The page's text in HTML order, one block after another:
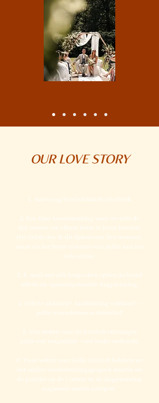
OUR LOVE STORY
1. Aanvraag/beschikbaarheidscheck
2. Een fijne kennismaking waar we echt de
tijd nemen om elkaar beter te leren kennen.
Het liefste doe ik dit tijdens een live moment,
maar als het beter uitkomt voor jullie kan het
ook online.
3. E-mail met alle besproken opties inclusief
offerte en opmaatgemaakte dagplanning.
4. Offerte akkoord? Aanbetaling voldaan? =
jullie trouwdatum is definitief!
5. Vier weken voor de bruiloft ontvangen
jullie een vragenlijst + een leuke opdracht.
6. Twee weken voor jullie bruiloft hebben we
het online voorbereidingsgesprek waarin we
de puntjes op de i zetten en de dagplanning
nogmaals samen nalopen.